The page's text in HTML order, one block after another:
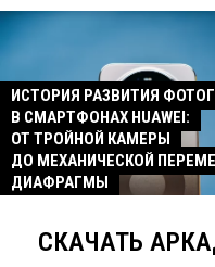
ИСТОРИЯ РАЗВИТИЯ
В СМАРТФОНАХ HUAWEI:
ОТ ТРОЙНОЙ КАМЕРЫ
ДО МЕХАНИЧЕСКОЙ
ДИАФРАГМЫ
СКАЧАТЬ